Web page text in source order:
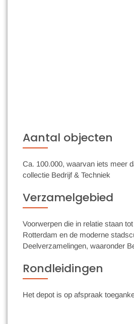
Aantal objecten
Ca. 100.000, waarvan iets meer
collectie Bedrijf & Techniek
Verzamelgebied
Voorwerpen die in relatie staan
Rotterdam en de moderne
Deelverzamelingen, waaronder
Rondleidingen
Het depot is op afspraak